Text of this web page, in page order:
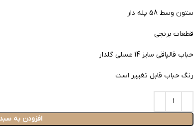
ستون وسط 58 پله دار
قطعات برنجی
حباب قالپاقی سایز 14 عسلی گلدار
رنگ حباب قابل تغییر است
افزودن به